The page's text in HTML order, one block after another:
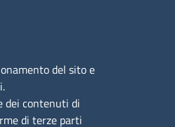
elettroniche: UFPXFS
del sito e
dei contenuti di
di terze parti